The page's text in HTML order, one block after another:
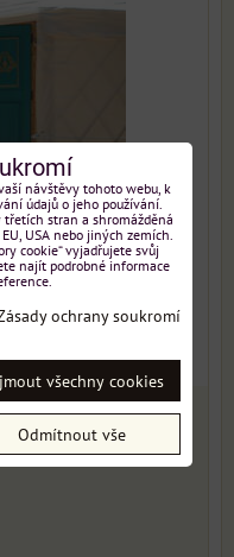
návštěvy tohoto webu, k
údajů o jeho používání.
stran a shromážděná
USA nebo jiných zemích.
cookie“ vyjadřujete svůj
najít podrobné informace
ochrany soukromí
všechny cookies
Odmítnout vše